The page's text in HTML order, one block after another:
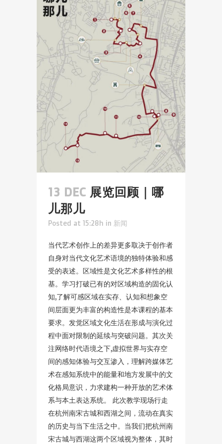
13 DEC 展览回顾｜哪
儿那儿
Posted at 15:28h in 新闻
当代艺术创作上的差异更多取决于创作者
⾃身对当代文化艺术语境的独特体验和感
受的表述。区域性是文化艺术多样性的根
基。学习打破已有的对区域构造的固化认
知,了解可感区域在实存、认知和想象空
间层面更为丰富的构造性是本课程的基本
要求。发觉区域⽂化生活在形成与演化过
程中⾯对限制的延续与突破问题。其次关
注⽹络时代语境之下,虚拟世界与实存空
间的感知体验与交互渗⼊，理解跨媒体艺
术在感知系统中的能量和地方发展中的文
化格局意识，力求建构一种开放的艺术体
系与本⼟表达系统。 此次教学现场行走
在杭州南宋古城和西湖之间，流动在真实
的历史与当下生活之中。当我们把杭州南
宋古城与西湖这两个区域视为整体，其时